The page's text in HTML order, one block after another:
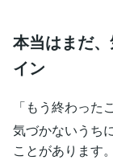
本当はまだ
イン
「もう終わった
気づかないうち
ことがあります。